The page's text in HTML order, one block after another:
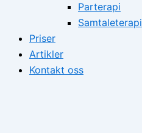
Parterapi
Samtaleterapi
Priser
Artikler
Kontakt oss